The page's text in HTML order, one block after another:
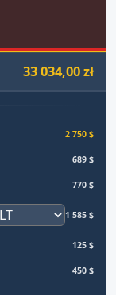
33 034,00 zł
2 750 $
689 $
770 $
1 585 $
125 $
450 $